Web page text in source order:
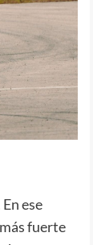
ese
fuerte